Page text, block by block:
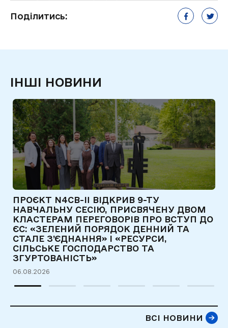
Поділитись:
ІНШІ НОВИНИ
ПРОЄКТ N4CB-II ВІДКРИВ 9-ТУ
НАВЧАЛЬНУ СЕСІЮ, ПРИСВЯЧЕНУ ДВОМ
КЛАСТЕРАМ ПЕРЕГОВОРІВ ПРО ВСТУП ДО
ЄС: «ЗЕЛЕНИЙ ПОРЯДОК ДЕННИЙ ТА
СТАЛЕ З’ЄДНАННЯ» І «РЕСУРСИ,
СІЛЬСЬКЕ ГОСПОДАРСТВО ТА
ЗГУРТОВАНІСТЬ»
06.08.2026
ВСІ НОВИНИ